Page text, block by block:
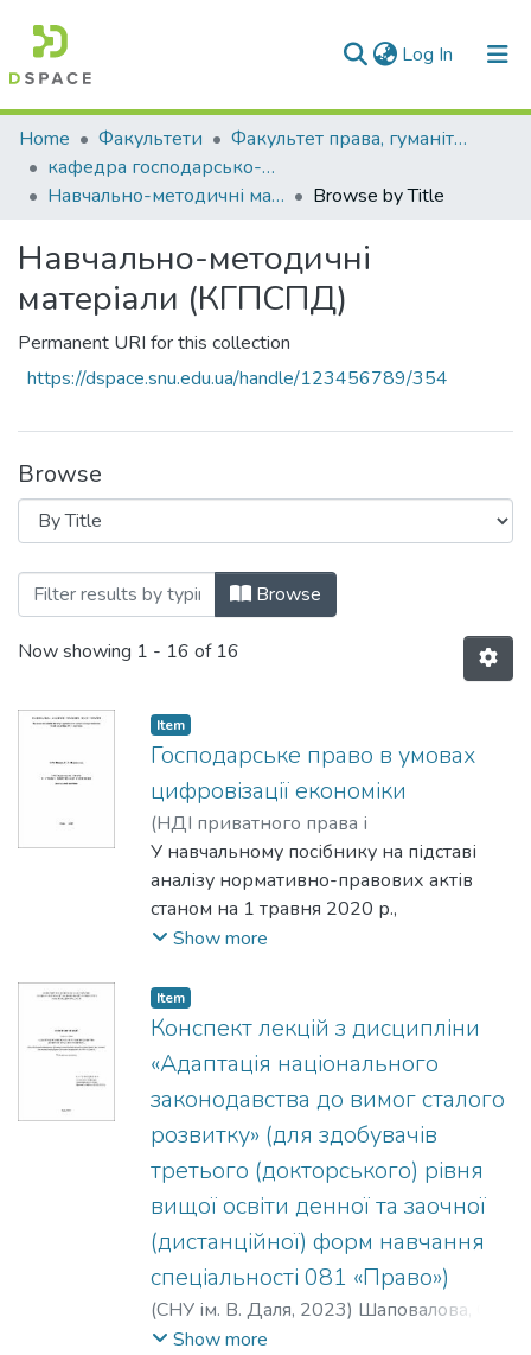
Log In (current)
Communities & Collections
All of DSpace
Home Факультети
Факультет права, гуманітарних і соціальних наук
кафедра господарсько-правових та суспільно-політичних дисциплін
Навчально-методичні матеріали (КГПСПД)
Browse by Title
Навчально-методичні
матеріали (КГПСПД)
Permanent URI for this collection
https://dspace.snu.edu.ua/handle/123456789/354
Browse
Browsing Навчально-методичні
Browse
Now showing 1 - 16 of 16
Item
Господарське право в умовах
цифровізації економіки
(НДІ приватного права і
підприємництва ім. акад. Ф. Г. Бурчака
НАПрН України,2020)Вінник, О. М.
Шаповалова, О. В.
У навчальному посібнику на підставі
аналізу нормативно-правових актів
станом на 1 травня 2020 р.,
теоретичних праць, матеріалів
та інститути загальної частини
господарського права з урахуванням
використання електронних ресурсів
(поняття та сучасний стан
господарських відносин і
господарського права; вплив
цифровізації на сферу господарювання
та її правове регулювання; принципи
поєднання державного регулювання та
саморегулювання у сфері економіки;
поняття, особливості та система
господарського законодавства; основні
засади господарської діяльності та її
Show more
Item
Конспект лекцій з дисципліни
«Адаптація національного
законодавства до вимог сталого
розвитку» (для здобувачів
третього (докторського) рівня
вищої освіти денної та заочної
(дистанційної) форм навчання
спеціальності 081 «Право»)
(СНУ ім. В. Даля, 2023) Шаповалова, О.
В. Show more